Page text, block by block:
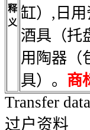
释
义
缸）,日
酒具（托
用陶器（
具）。 商
Transfer data
过户资料